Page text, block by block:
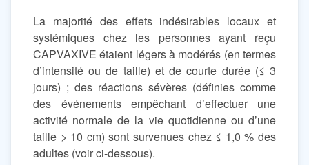
La majorité des effets indésirables locaux et
systémiques chez les personnes ayant reçu
CAPVAXIVE étaient légers à modérés (en termes
d’intensité ou de taille) et de courte durée (≤ 3
jours) ; des réactions sévères (définies comme
des événements empêchant d’effectuer une
activité normale de la vie quotidienne ou d’une
taille > 10 cm) sont survenues chez ≤ 1,0 % des
adultes (voir ci-dessous).